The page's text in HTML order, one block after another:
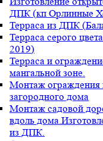
ДПК (кп Орлинные
Терраса из ДПК
Терраса серого
2019)
Терраса и
мангальной зоне.
Монтаж ограждения
загородного дома
Монтаж садовой
вдоль
из ДПК.